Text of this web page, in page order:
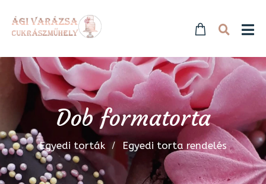
Dob formatorta
Egyedi torták Egyedi torta rendelés